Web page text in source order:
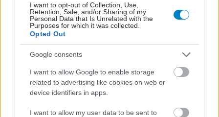
I want to opt-out of Collection, Use,
Retention, Sale, and/or Sharing of my
Personal Data that Is Unrelated with the
Purposes for which it was collected.
Opted Out
Google consents
I want to allow Google to enable storage
related to advertising like cookies on web or
device identifiers in apps.
I want to allow my user data to be sent to